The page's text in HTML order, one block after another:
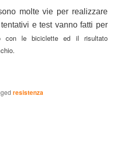
molte vie per realizzare
e test vanno fatti per
con le biciclette ed il risultato
resistenza